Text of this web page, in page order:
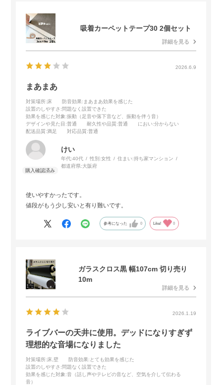
吸着カーペットテープ30 2個セット
詳細を見る
2026.6.9
まあまあ
対策場所:床 防音効果:まあまあ効果を感じた
設置のしやすさ :問題なく設置できた
効果を感じた対象:振動（足音や落下音など、振動を伴う音）
デザインや見た目 :普通 耐久性や品質:普通 におい:分からない
配送品質:満足 対応品質:普通
けい
年代:40代 性別:女性 住まい:持ち家マンション
都道府県:大阪府
使いやすかったです。
値段がもう少し安いと有り難いです。
参考になった 0 Like! 0
ガラスクロス黒 幅107cm 切り売り
10m
詳細を見る
2026.1.19
ライブバーの天井に使用。デッドになりすぎず
理想的な音場になりました
対策場所:床,壁 防音効果:とても効果を感じた
設置のしやすさ :問題なく設置できた
効果を感じた対象:音（話し声やテレビの音など、空気を介して伝わる
音）